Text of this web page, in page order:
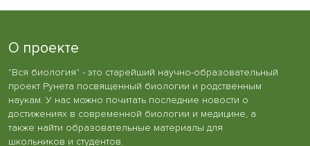
О проекте
"Вся биология" - это старейший научно-образовательный
проект Рунета посвященный биологии и родственным
наукам. У нас можно почитать последние новости о
достижениях в современной биологии и медицине, а
также найти образовательные материалы для
школьников и студентов.